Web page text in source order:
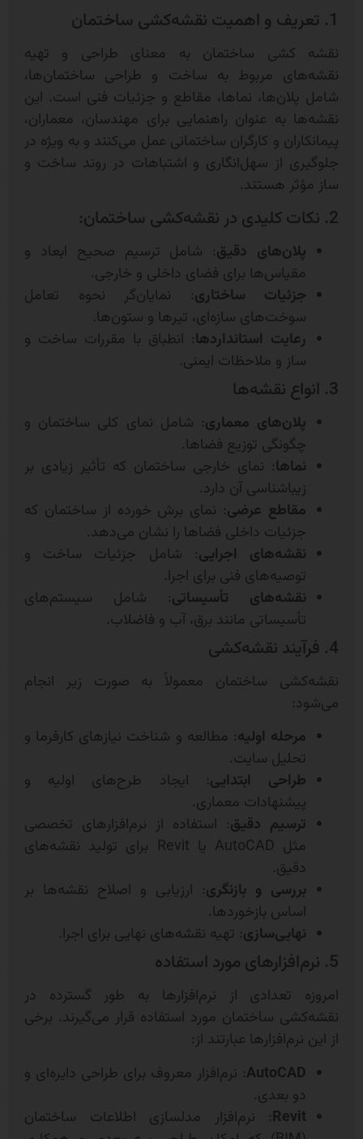
1. تعریف و اهمیت نقشه‌کشی ساختمان
نقشه کشی ساختمان به معنای طراحی و تهیه
نقشه‌های مربوط به ساخت و طراحی ساختمان‌ها،
شامل پلان‌ها، نماها، مقاطع و جزئیات فنی است. این
نقشه‌ها به عنوان راهنمایی برای مهندسان، معماران،
پیمانکاران و کارگران ساختمانی عمل می‌کنند و به ویژه در
جلوگیری از سهل‌انگاری و اشتباهات در روند ساخت و
ساز مؤثر هستند.
2. نکات کلیدی در نقشه‌کشی ساختمان:
پلان‌های دقیق: شامل ترسیم صحیح ابعاد و
مقیاس‌ها برای فضای داخلی و خارجی.
جزئیات ساختاری: نمایان‌گر نحوه تعامل
سوخت‌های سازه‌ای، تیرها و ستون‌ها.
رعایت استانداردها: انطباق با مقررات ساخت و
ساز و ملاحظات ایمنی.
3. انواع نقشه‌ها
پلان‌های معماری: شامل نمای کلی ساختمان و
چگونگی توزیع فضاها.
نماها: نمای خارجی ساختمان که تأثیر زیادی بر
زیباشناسی آن دارد.
مقاطع عرضی: نمای برش خورده از ساختمان که
جزئیات داخلی فضاها را نشان می‌دهد.
نقشه‌های اجرایی: شامل جزئیات ساخت و
توصیه‌های فنی برای اجرا.
نقشه‌های تأسیساتی: شامل سیستم‌های
تأسیساتی مانند برق، آب و فاضلاب.
4. فرآیند نقشه‌کشی
نقشه‌کشی ساختمان معمولاً به صورت زیر انجام
می‌شود:
مرحله اولیه: مطالعه و شناخت نیازهای کارفرما و
تحلیل سایت.
طراحی ابتدایی: ایجاد طرح‌های اولیه و
پیشنهادات معماری.
ترسیم دقیق: استفاده از نرم‌افزارهای تخصصی
مثل AutoCAD یا Revit برای تولید نقشه‌های
دقیق.
بررسی و بازنگری: ارزیابی و اصلاح نقشه‌ها بر
اساس بازخوردها.
نهایی‌سازی: تهیه نقشه‌های نهایی برای اجرا.
5. نرم‌افزارهای مورد استفاده
امروزه تعدادی از نرم‌افزارها به طور گسترده در
نقشه‌کشی ساختمان مورد استفاده قرار می‌گیرند. برخی
از این نرم‌افزارها عبارتند از:
AutoCAD: نرم‌افزار معروف برای طراحی دایره‌ای و
دو بعدی.
Revit: نرم‌افزار مدلسازی اطلاعات ساختمان